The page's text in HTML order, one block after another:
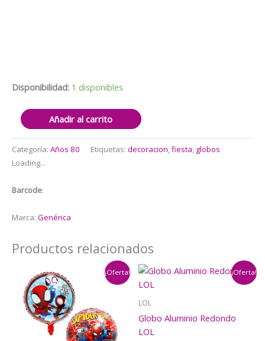
Disponibilidad: 1 disponibles
Set
Globos
Decorativo
Años
80
cantidad
Añadir al carrito
Categoría: Años 80 Etiquetas: decoracion,fiesta, globos
Loading...
Barcode:
Marca: Genérica
Productos relacionados
¡Oferta! ¡Oferta!
LOL
Globo Aluminio Redondo
LOL